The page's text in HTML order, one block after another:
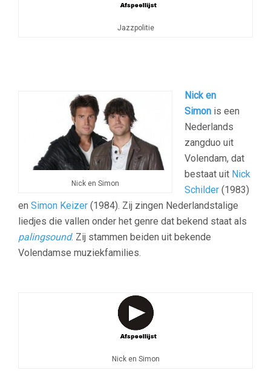
Jazzpolitie
Nick en Simon
Nick en
Simon is een
Nederlands
zangduo uit
Volendam, dat
bestaat uit Nick
Schilder (1983)
en Simon Keizer (1984). Zij zingen Nederlandstalige
liedjes die vallen onder het genre dat bekend staat als
palingsound. Zij stammen beiden uit bekende
Volendamse muziekfamilies.
Nick en Simon